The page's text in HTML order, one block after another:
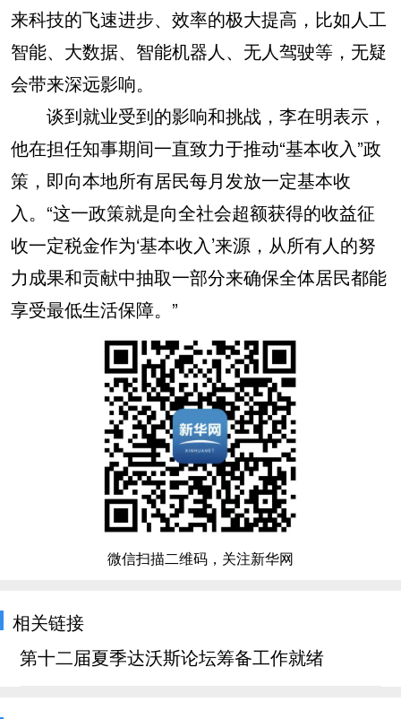
来科技的飞速进步、效率的极大提高，比如人工
智能、大数据、智能机器人、无人驾驶等，无疑
会带来深远影响。
谈到就业受到的影响和挑战，李在明表示，
他在担任知事期间一直致力于推动“基本收入”政
策，即向本地所有居民每月发放一定基本收
入。“这一政策就是向全社会超额获得的收益征
收一定税金作为‘基本收入’来源，从所有人的努
力成果和贡献中抽取一部分来确保全体居民都能
享受最低生活保障。”
微信扫描二维码，关注新华网
相关链接
第十二届夏季达沃斯论坛筹备工作就绪